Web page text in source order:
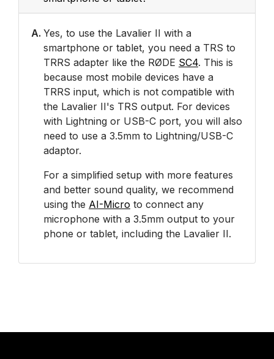
A. Yes, to use the Lavalier II with a
smartphone or tablet, you need a TRS to
TRRS adapter like the RØDE SC4. This is
because most mobile devices have a
TRRS input, which is not compatible with
the Lavalier II's TRS output. For devices
with Lightning or USB-C port, you will also
need to use a 3.5mm to Lightning/USB-C
adaptor.
For a simplified setup with more features
and better sound quality, we recommend
using the AI-Micro to connect any
microphone with a 3.5mm output to your
phone or tablet, including the Lavalier II.